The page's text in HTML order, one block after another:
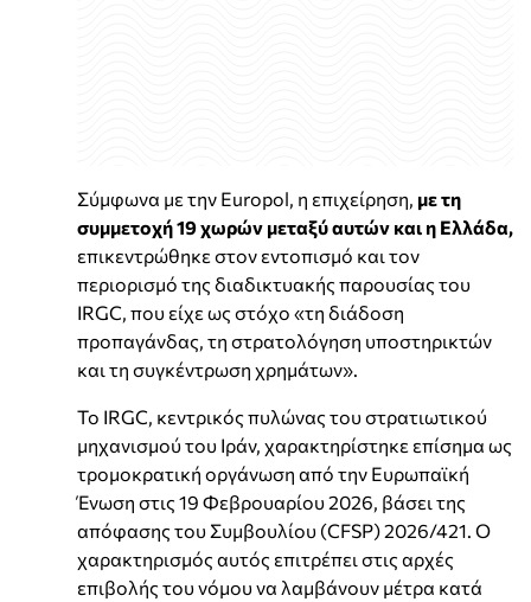
Σύμφωνα με την Europol, η επιχείρηση, με τη
συμμετοχή 19 χωρών μεταξύ αυτών και η Ελλάδα,
επικεντρώθηκε στον εντοπισμό και τον
περιορισμό της διαδικτυακής παρουσίας του
IRGC, που είχε ως στόχο «τη διάδοση
προπαγάνδας, τη στρατολόγηση υποστηρικτών
και τη συγκέντρωση χρημάτων».
Το IRGC, κεντρικός πυλώνας του στρατιωτικού
μηχανισμού του Ιράν, χαρακτηρίστηκε επίσημα ως
τρομοκρατική οργάνωση από την Ευρωπαϊκή
Ένωση στις 19 Φεβρουαρίου 2026, βάσει της
απόφασης του Συμβουλίου (CFSP) 2026/421. Ο
χαρακτηρισμός αυτός επιτρέπει στις αρχές
επιβολής του νόμου να λαμβάνουν μέτρα κατά